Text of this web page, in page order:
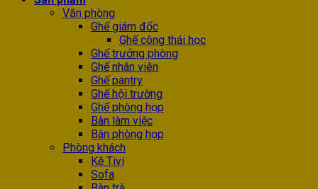
Văn phòng
Ghế giám đốc
Ghế công thái học
Ghế trưởng phòng
Ghế nhân viên
Ghế pantry
Ghế hội trường
Ghế phòng họp
Bàn làm việc
Bàn phòng họp
Phòng khách
Kệ Tivi
Sofa